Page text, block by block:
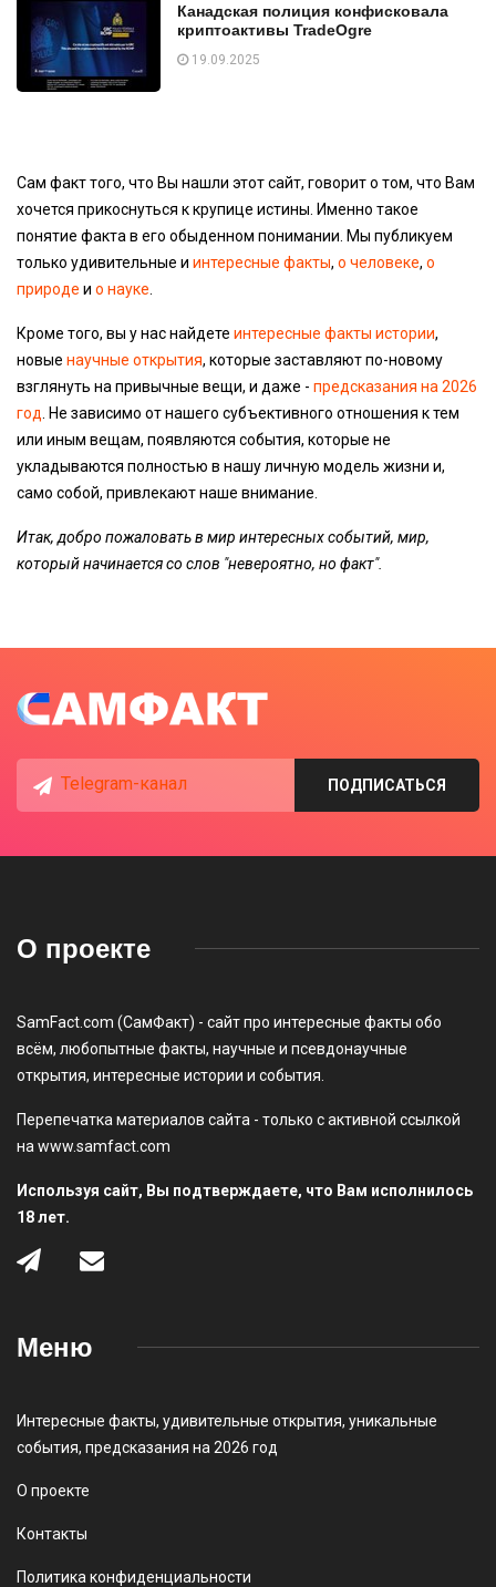
Канадская полиция конфисковала
криптоактивы TradeOgre
19.09.2025
Сам факт того, что Вы нашли этот сайт, говорит о том, что Вам
хочется прикоснуться к крупице истины. Именно такое
понятие факта в его обыденном понимании. Мы публикуем
только удивительные и интересные факты, о человеке, о
природе и о науке
Кроме того, вы у нас найдете интересные факты истории,
новые научные открытия, которые заставляют по-новому
взглянуть на привычные вещи, и даже - предсказания на 2026
год . Не зависимо от нашего субъективного отношения к тем
или иным вещам, появляются события, которые не
укладываются полностью в нашу личную модель жизни и,
само собой, привлекают наше внимание.
Итак, добро пожаловать в мир интересных событий, мир,
который начинается со слов "невероятно, но факт".
Telegram-канал ПОДПИСАТЬСЯ
О проекте
SamFact.com (СамФакт) - сайт про интересные факты обо
всём, любопытные факты, научные и псевдонаучные
открытия, интересные истории и события.
Перепечатка материалов сайта - только с активной ссылкой
на www.samfact.com
Используя сайт, Вы подтверждаете, что Вам исполнилось
18 лет.
Меню
Интересные факты, удивительные открытия, уникальные
события, предсказания на 2026 год
О проекте
Контакты
Политика конфиденциальности